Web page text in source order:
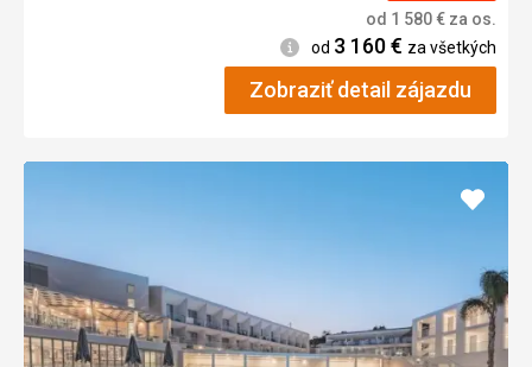
od 1 580€ za os.
Informácie
od 3 160€ za všetkých
Zobraziť detail zájazdu
Pridať